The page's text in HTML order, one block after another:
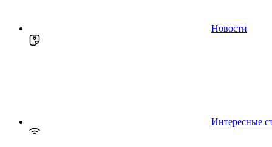
Новости
Интересные